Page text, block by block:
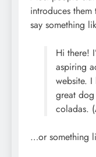
introduces
say something
Hi there!
aspiring
website. I
great
coladas.
…or something